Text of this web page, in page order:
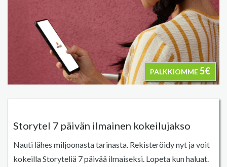
PALKKIOMME5€
Storytel 7 päivän ilmainen kokeilujakso
Nauti lähes miljoonasta tarinasta. Rekisteröidy nyt ja voit
kokeilla Storyteliä 7 päivää ilmaiseksi. Lopeta kun haluat.